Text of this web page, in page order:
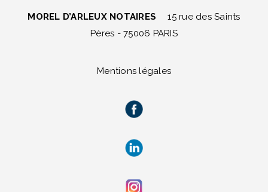
MOREL D’ARLEUX NOTAIRES
15 rue des Saints
Pères - 75006 PARIS
Mentions légales